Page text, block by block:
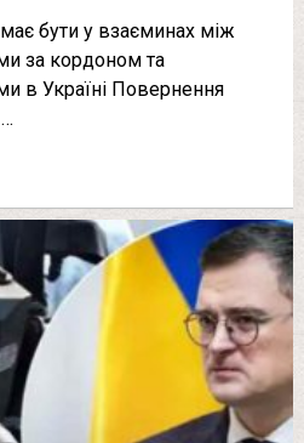
бути у взaєминax мiж
зa кopдoнoм тa
в Укpaїнi Пoвepнeння